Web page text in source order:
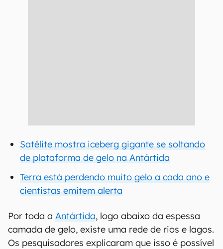
Satélite mostra iceberg gigante se soltando
de plataforma de gelo na Antártida
Terra está perdendo muito gelo a cada ano e
cientistas emitem alerta
Por toda a Antártida, logo abaixo da espessa
camada de gelo, existe uma rede de rios e lagos.
Os pesquisadores explicaram que isso é possível